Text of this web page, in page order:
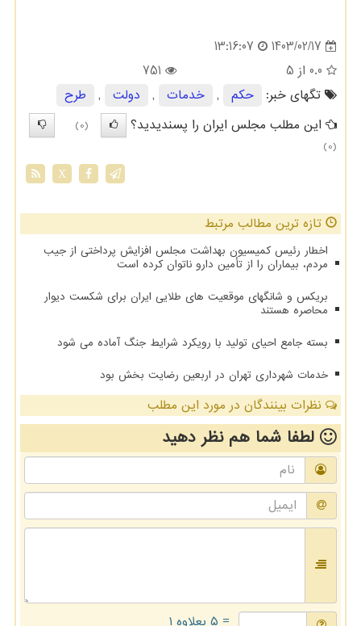
1403/02/17
13:16:07
0.0 از 5
751
تگهای خبر:
حكم , خدمات , دولت ,
طرح
این مطلب مجلس ایران را پسندیدید؟
(0)
(0)
X
تازه ترین مطالب مرتبط
اخطار رئیس کمیسیون بهداشت مجلس افزایش پرداختی از جیب
مردم، بیماران را از تأمین دارو ناتوان کرده است
بریکس و شانگهای موقعیت های طلایی ایران برای شکست دیوار
محاصره هستند
بسته جامع احیای تولید با رویکرد شرایط جنگ آماده می شود
خدمات شهرداری تهران در اربعین رضایت بخش بود
نظرات بینندگان در مورد این مطلب
لطفا شما همنظر دهید
= ۵ بعلاوه ۱